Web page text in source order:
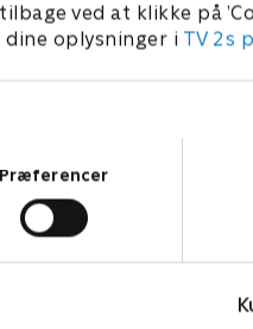
ved at klikke på
dine oplysninger i TV 2s
Præferencer
dig?
fra mandag
06:30, og i
er
I